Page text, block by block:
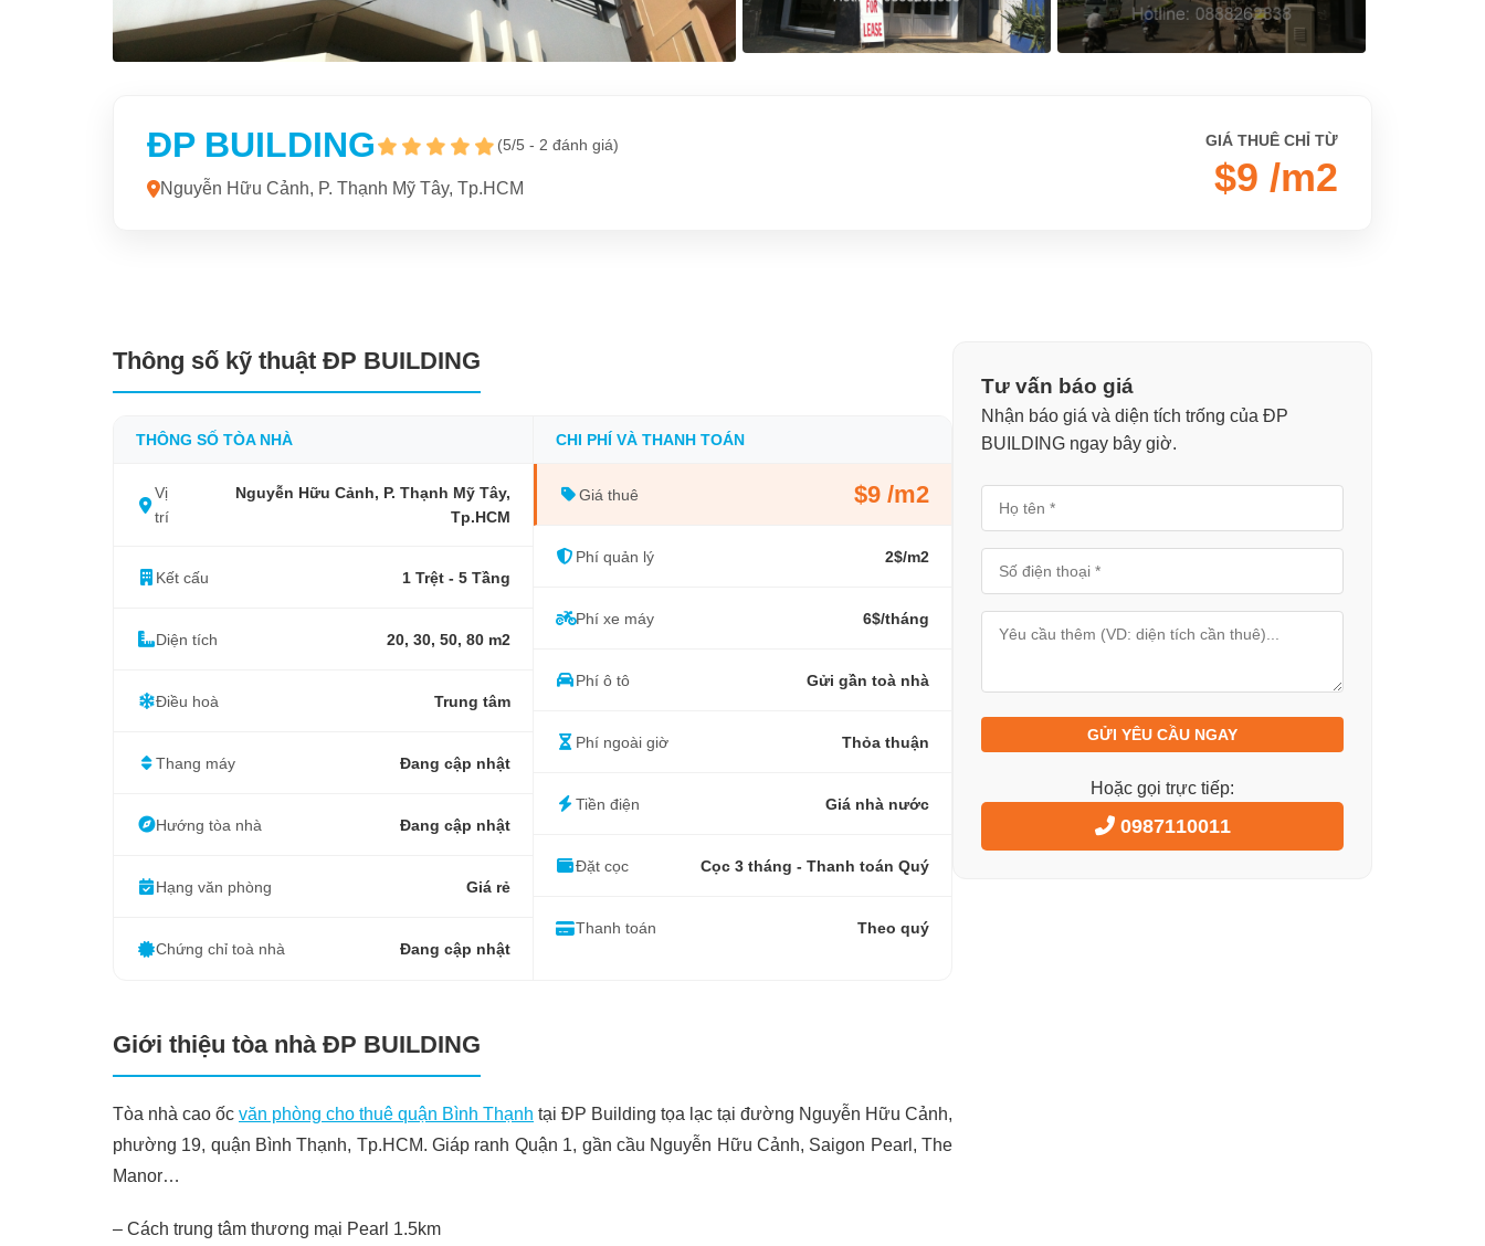
ĐP BUILDING (5/5 - 2 đánh giá)
Nguyễn Hữu Cảnh, P. Thạnh Mỹ Tây, Tp.HCM
GIÁ THUÊ CHỈ TỪ
$9 /m2
Thông số kỹ thuật ĐP BUILDING
THÔNG SỐ TÒA NHÀ
Vị
trí
Nguyễn Hữu Cảnh, P. Thạnh Mỹ Tây,
Tp.HCM
Kết cấu 1 Trệt - 5 Tầng
Diện tích 20, 30, 50, 80 m2
Điều hoà Trung tâm
Thang máy Đang cập nhật
Hướng tòa nhà Đang cập nhật
Hạng văn phòng Giá rẻ
Chứng chỉ toà nhà Đang cập nhật
CHI PHÍ VÀ THANH TOÁN
Giá thuê $9 /m2
Phí quản lý 2$/m2
Phí xe máy 6$/tháng
Phí ô tô Gửi gần toà nhà
Phí ngoài giờ Thỏa thuận
Tiền điện Giá nhà nước
Đặt cọc Cọc 3 tháng - Thanh toán Quý
Thanh toán Theo quý
Giới thiệu tòa nhà ĐP BUILDING
Tòa nhà cao ốc văn phòng cho thuê quận Bình Thạnh tại ĐP Building tọa lạc tại đường Nguyễn Hữu Cảnh,
phường 19, quận Bình Thạnh, Tp.HCM. Giáp ranh Quận 1, gần cầu Nguyễn Hữu Cảnh, Saigon Pearl, The
Manor…
– Cách trung tâm thương mại Pearl 1.5km
Tư vấn báo giá
Nhận báo giá và diện tích trống của ĐP
BUILDING ngay bây giờ.
GỬI YÊU CẦU NGAY
Hoặc gọi trực tiếp:
0987110011